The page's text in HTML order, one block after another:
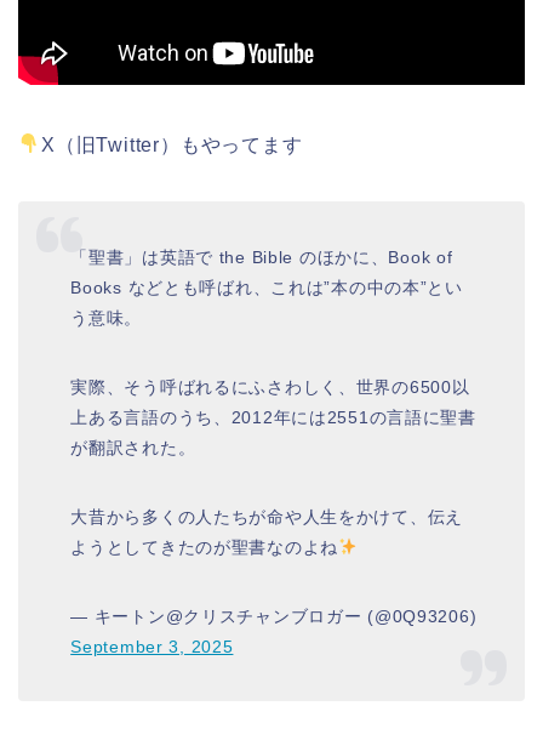
X（旧Twitter）もやってます
「聖書」は英語で the Bible のほかに、Book of
Books などとも呼ばれ、これは”本の中の本”とい
う意味。
実際、そう呼ばれるにふさわしく、世界の6500以
上ある言語のうち、2012年には2551の言語に聖書
が翻訳された。
大昔から多くの人たちが命や人生をかけて、伝え
ようとしてきたのが聖書なのよね
— キートン@クリスチャンブロガー (@0Q93206)
September 3, 2025